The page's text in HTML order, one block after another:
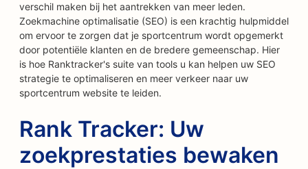
verschil maken bij het aantrekken van meer leden.
Zoekmachine optimalisatie (SEO) is een krachtig hulpmiddel
om ervoor te zorgen dat je sportcentrum wordt opgemerkt
door potentiële klanten en de bredere gemeenschap. Hier
is hoe Ranktracker's suite van tools u kan helpen uw SEO
strategie te optimaliseren en meer verkeer naar uw
sportcentrum website te leiden.
Rank Tracker: Uw
zoekprestaties bewaken